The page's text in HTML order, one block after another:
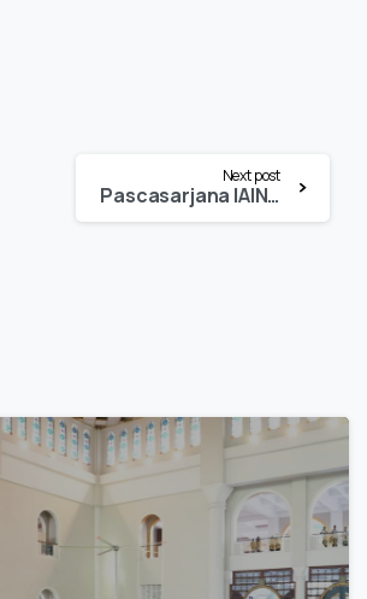
Next post
Pascasarjana IAIN Palopo Gelar Kuliah Umum Ramah Tamah Wisuda Periode I Tahun 2024